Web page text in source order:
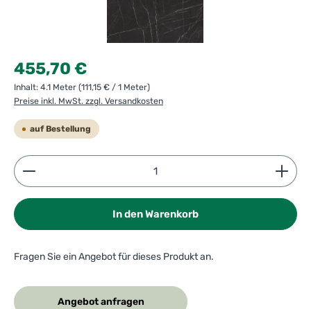
Regulärer Preis:
455,70 €
Inhalt: 4.1 Meter (111,15 € / 1 Meter)
Preise inkl. MwSt. zzgl. Versandkosten
auf Bestellung
Produkt Anzahl: Gib den gewünschten Wert ein
In den Warenkorb
Fragen Sie ein Angebot für dieses Produkt an.
Angebot anfragen